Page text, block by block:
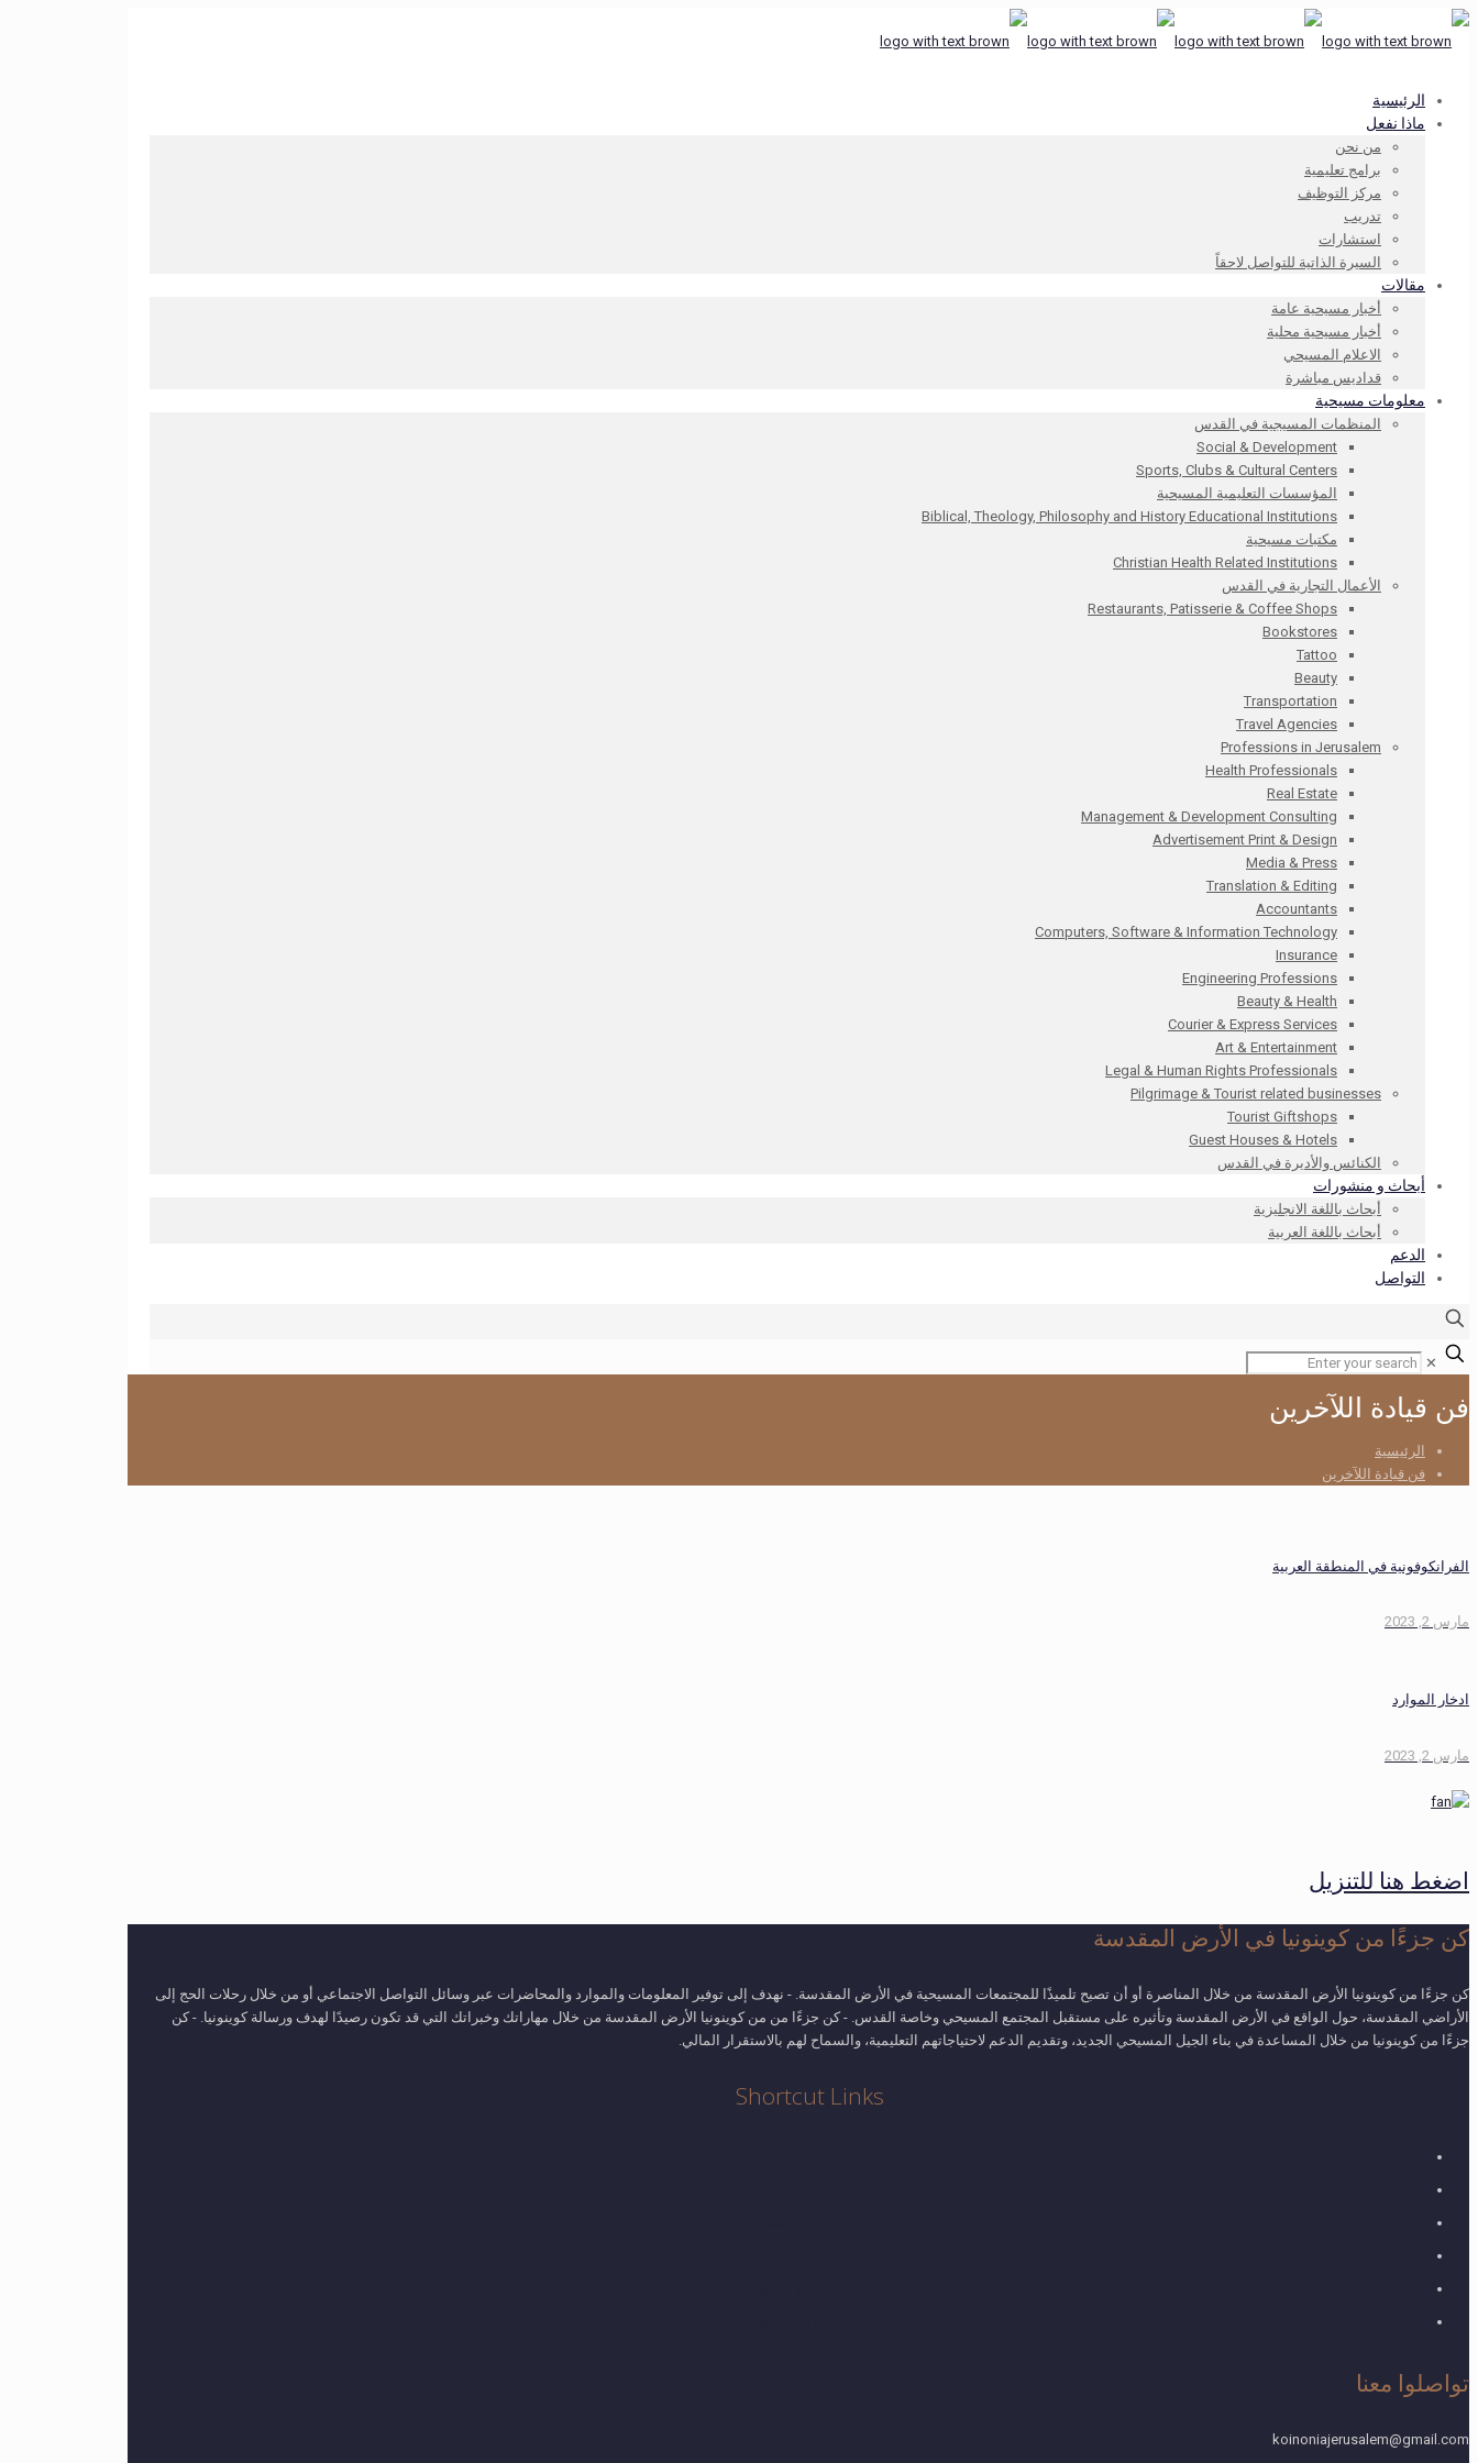
الرئيسية
ماذا نفعل
من نحن
برامج تعليمية
مركز التوظيف
تدريب
استشارات
السيرة الذاتية للتواصل لاحقاً
مقالات
أخبار مسيحية عامة
أخبار مسيحية محلية
الاعلام المسيحي
قداديس مباشرة
معلومات مسيحية
المنظمات المسيجية في القدس
Social & Development
Sports, Clubs & Cultural Centers
المؤسسات التعليمية المسيحية
Biblical, Theology, Philosophy and History Educational Institutions
مكتبات مسيحية
Christian Health Related Institutions
الأعمال التجارية في القدس
Restaurants, Patisserie & Coffee Shops
Bookstores
Tattoo
Beauty
Transportation
Travel Agencies
Professions in Jerusalem
Health Professionals
Real Estate
Management & Development Consulting
Advertisement Print & Design
Media & Press
Translation & Editing
Accountants
Computers, Software & Information Technology
Insurance
Engineering Professions
Beauty & Health
Courier & Express Services
Art & Entertainment
Legal & Human Rights Professionals
Pilgrimage & Tourist related businesses
Tourist Giftshops
Guest Houses & Hotels
الكنائس والأديرة في القدس
أبحاث و منشورات
أبحاث باللغة الانجليزية
أبحاث باللغة العربية
الدعم
التواصل
✕
فن قيادة اللآخرين
الرئيسية
فن قيادة اللآخرين
الفرانكوفونية في المنطقة العربية
مارس 2, 2023
ادخار الموارد
مارس 2, 2023
اضغط هنا للتنزيل
كن جزءًا من كوينونيا في الأرض المقدسة
كن جزءًا من كوينونيا الأرض المقدسة من خلال المناصرة أو أن تصبح تلميذًا للمجتمعات المسيحية في الأرض المقدسة. - نهدف إلى توفير المعلومات والموارد والمحاضرات عبر وسائل التواصل الاجتماعي أو من خلال رحلات الحج إلى
الأراضي المقدسة، حول الواقع في الأرض المقدسة وتأثيره على مستقبل المجتمع المسيحي وخاصة القدس. - كن جزءًا من من كوينونيا الأرض المقدسة من خلال مهاراتك وخبراتك التي قد تكون رصيدًا لهدف ورسالة كوينونيا. - كن
جزءًا من كوينونيا من خلال المساعدة في بناء الجيل المسيحي الجديد، وتقديم الدعم لاحتياجاتهم التعليمية، والسماح لهم بالاستقرار المالي.
Shortcut Links
تواصلوا معنا
koinoniajerusalem@gmail.com